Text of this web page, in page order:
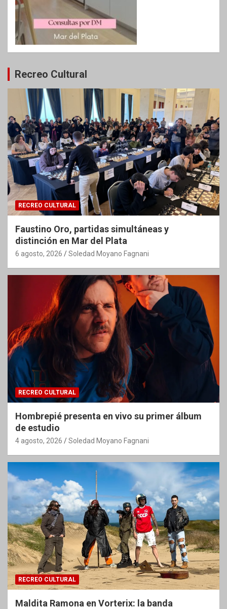
Recreo Cultural
RECREO CULTURAL
Faustino Oro, partidas simultáneas y
distinción en Mar del Plata
6 agosto, 2026 Soledad Moyano Fagnani
RECREO CULTURAL
Hombrepié presenta en vivo su primer álbum
de estudio
4 agosto, 2026 Soledad Moyano Fagnani
RECREO CULTURAL
Maldita Ramona en Vorterix: la banda